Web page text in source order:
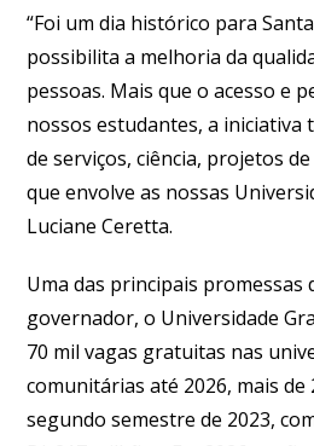
“Foi um dia histórico para
possibilita a melhoria da
pessoas. Mais que o acesso e
nossos estudantes, a iniciativa
de serviços, ciência, projetos
que envolve as nossas
Luciane Ceretta.
Uma das principais promessas
governador, o Universidade
70 mil vagas gratuitas nas
comunitárias até 2026, mais
segundo semestre de 2023,